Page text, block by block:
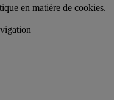
en matière de cookies.